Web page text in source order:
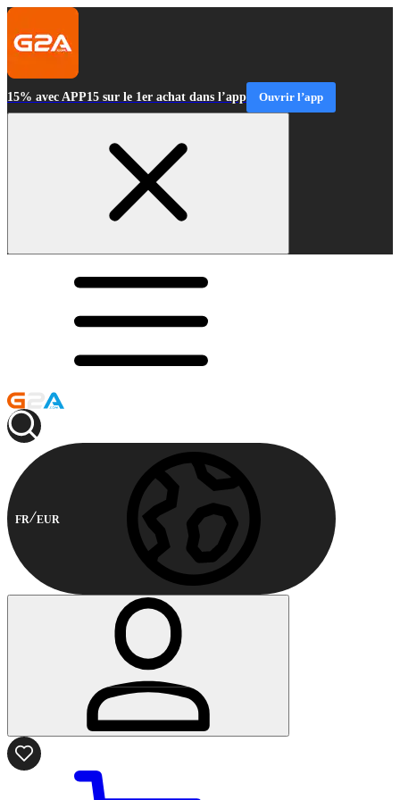
15% avec APP15 sur le 1er achat dans l’app Ouvrir l’app
FR EUR